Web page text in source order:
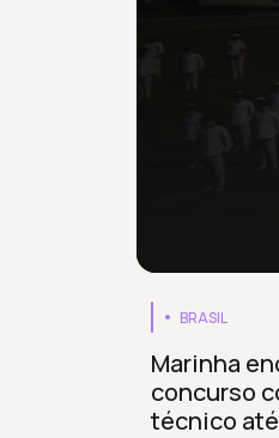
BRASIL
Marinha
concurso
técnico